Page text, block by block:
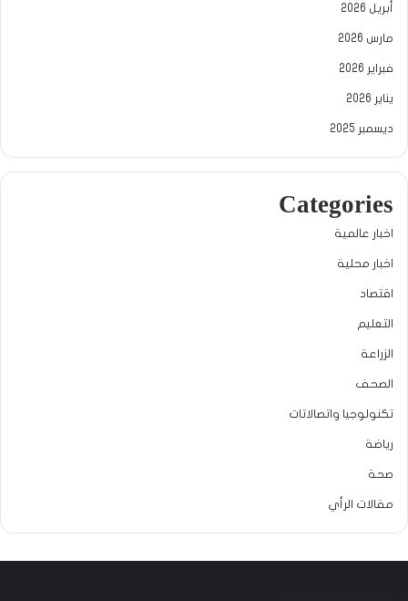
أبريل 2026
مارس 2026
فبراير 2026
يناير 2026
ديسمبر 2025
Categories
اخبار عالمية
اخبار محلية
اقتصاد
التعليم
الزراعة
الصحف
تكنولوجيا واتصالاتات
رياضة
صحة
مقالات الرأي